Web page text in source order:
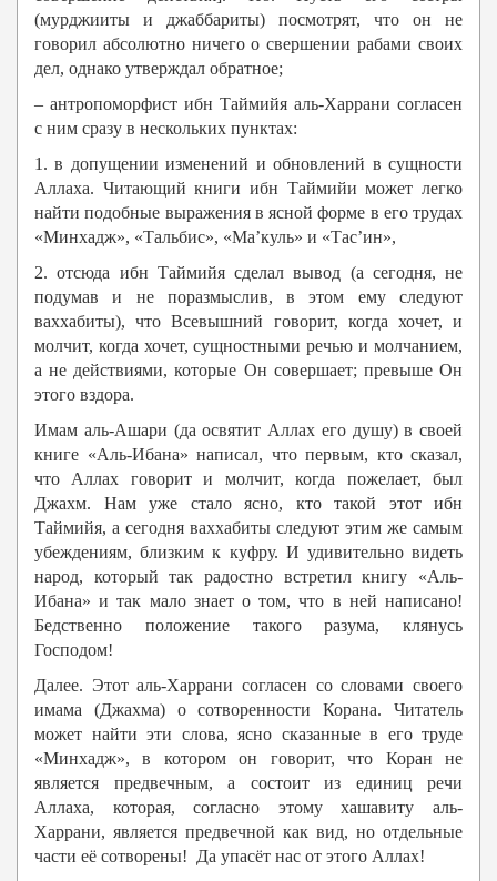
(мурджииты и джаббариты) посмотрят, что он не
говорил абсолютно ничего о свершении рабами своих
дел, однако утверждал обратное;
– антропоморфист ибн Таймийя аль-Харрани согласен
с ним сразу в нескольких пунктах:
1. в допущении изменений и обновлений в сущности
Аллаха. Читающий книги ибн Таймийи может легко
найти подобные выражения в ясной форме в его трудах
«Минхадж», «Тальбис», «Ма’куль» и «Тас’ин»,
2. отсюда ибн Таймийя сделал вывод (а сегодня, не
подумав и не поразмыслив, в этом ему следуют
ваххабиты), что Всевышний говорит, когда хочет, и
молчит, когда хочет, сущностными речью и молчанием,
а не действиями, которые Он совершает; превыше Он
этого вздора.
Имам аль-Ашари (да освятит Аллах его душу) в своей
книге «Аль-Ибана» написал, что первым, кто сказал,
что Аллах говорит и молчит, когда пожелает, был
Джахм. Нам уже стало ясно, кто такой этот ибн
Таймийя, а сегодня ваххабиты следуют этим же самым
убеждениям, близким к куфру. И удивительно видеть
народ, который так радостно встретил книгу «Аль-
Ибана» и так мало знает о том, что в ней написано!
Бедственно положение такого разума, клянусь
Господом!
Далее. Этот аль-Харрани согласен со словами своего
имама (Джахма) о сотворенности Корана. Читатель
может найти эти слова, ясно сказанные в его труде
«Минхадж», в котором он говорит, что Коран не
является предвечным, а состоит из единиц речи
Аллаха, которая, согласно этому хашавиту аль-
Харрани, является предвечной как вид, но отдельные
части её сотворены! Да упасёт нас от этого Аллах!